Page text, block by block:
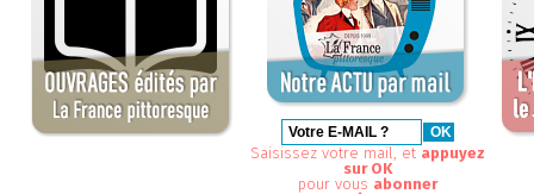
Saisissez votre mail, et appuyez
sur OK
pour vous abonner